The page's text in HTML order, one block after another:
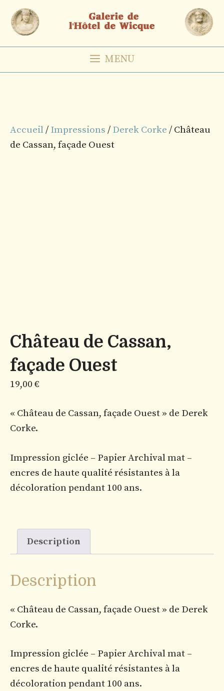
Aller
contenu
MENU
Accueil/ Impressions / Derek Corke / Château
de Cassan, façade Ouest
Château de Cassan,
façade Ouest
19,00 €
« Château de Cassan, façade Ouest » de Derek
Corke.
Impression giclée – Papier Archival mat –
encres de haute qualité résistantes à la
décoloration pendant 100 ans.
Description
Description
« Château de Cassan, façade Ouest » de Derek
Corke.
Impression giclée – Papier Archival mat –
encres de haute qualité résistantes à la
décoloration pendant 100 ans.